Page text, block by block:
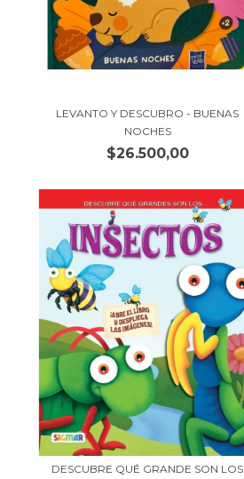
LEVANTO Y DESCUBRO - BUENAS
NOCHES
$26.500,00
DESCUBRE QUÉ GRANDE SON LOS